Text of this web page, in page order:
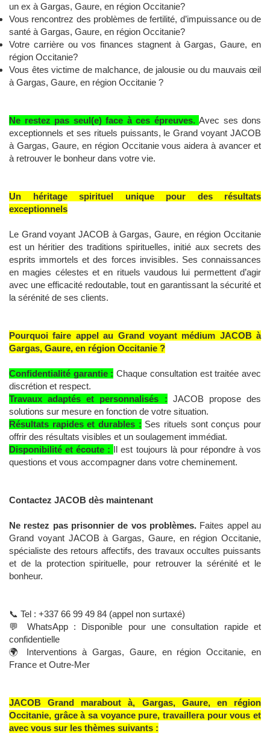
un ex à Gargas, Gaure, en région Occitanie?
Vous rencontrez des problèmes de fertilité, d’impuissance ou de
santé à Gargas, Gaure, en région Occitanie?
Votre carrière ou vos finances stagnent à Gargas, Gaure, en
région Occitanie?
Vous êtes victime de malchance, de jalousie ou du mauvais œil
à Gargas, Gaure, en région Occitanie ?
Ne restez pas seul(e) face à ces épreuves. Avec ses dons
exceptionnels et ses rituels puissants, le Grand voyant JACOB
à Gargas, Gaure, en région Occitanie vous aidera à avancer et
à retrouver le bonheur dans votre vie.
Un héritage spirituel unique pour des résultats
exceptionnels
Le Grand voyant JACOB à Gargas, Gaure, en région Occitanie
est un héritier des traditions spirituelles, initié aux secrets des
esprits immortels et des forces invisibles. Ses connaissances
en magies célestes et en rituels vaudous lui permettent d’agir
avec une efficacité redoutable, tout en garantissant la sécurité et
la sérénité de ses clients.
Pourquoi faire appel au Grand voyant médium JACOB à
Gargas, Gaure, en région Occitanie ?
Confidentialité garantie : Chaque consultation est traitée avec
discrétion et respect.
Travaux adaptés et personnalisés : JACOB propose des
solutions sur mesure en fonction de votre situation.
Résultats rapides et durables : Ses rituels sont conçus pour
offrir des résultats visibles et un soulagement immédiat.
Disponibilité et écoute : Il est toujours là pour répondre à vos
questions et vous accompagner dans votre cheminement.
Contactez JACOB dès maintenant
Ne restez pas prisonnier de vos problèmes. Faites appel au
Grand voyant JACOB à Gargas, Gaure, en région Occitanie,
spécialiste des retours affectifs, des travaux occultes puissants
et de la protection spirituelle, pour retrouver la sérénité et le
bonheur.
📞 Tel : +337 66 99 49 84 (appel non surtaxé)
💬 WhatsApp : Disponible pour une consultation rapide et
confidentielle
🌍 Interventions à Gargas, Gaure, en région Occitanie, en
France et Outre-Mer
JACOB Grand marabout à, Gargas, Gaure, en région
Occitanie, grâce à sa voyance pure, travaillera pour vous et
avec vous sur les thèmes suivants :